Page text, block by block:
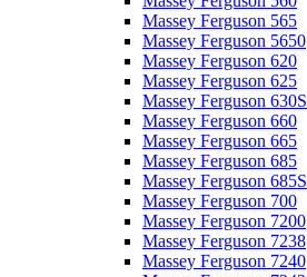
Massey Ferguson 565
Massey Ferguson 5650
Massey Ferguson 620
Massey Ferguson 625
Massey Ferguson 630S
Massey Ferguson 660
Massey Ferguson 665
Massey Ferguson 685
Massey Ferguson 685S
Massey Ferguson 700
Massey Ferguson 7200
Massey Ferguson 7238
Massey Ferguson 7240